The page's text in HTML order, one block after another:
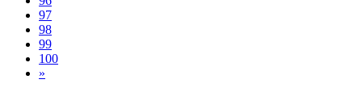
97
98
99
100
»